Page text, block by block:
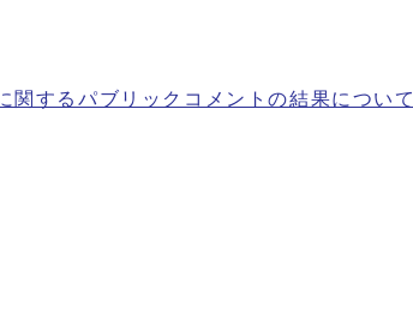
関するパブリックコメントの結果について